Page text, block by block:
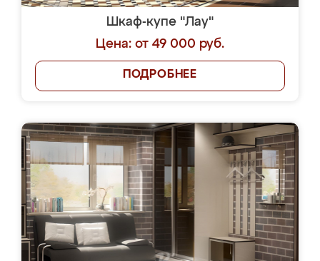
Шкаф-купе "Лау"
Цена: от 49 000 руб.
ПОДРОБНЕЕ